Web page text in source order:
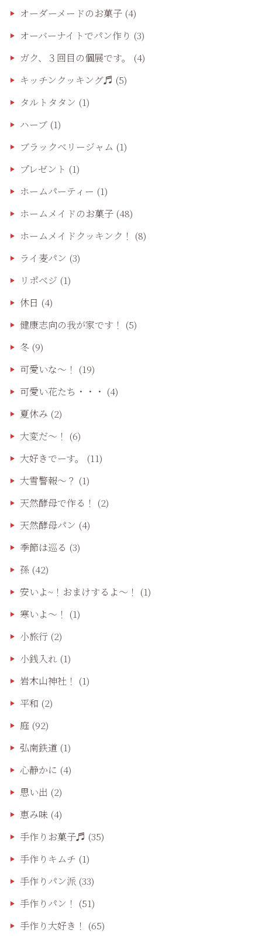
オーダーメードのお菓子(4)
オーバーナイトでパン作り (3)
ガク、３回目の個展です。
(4)
キッチンクッキング♬ (5)
タルトタタン (1)
ハーブ(1)
ブラックベリージャム (1)
プレゼント (1)
ホームパーティー (1)
ホームメイドのお菓子(48)
ホームメイドクッキンク！ (8)
ライ麦パン (3)
リポベジ (1)
休日 (4)
健康志向の我が家です！ (5)
冬(9)
可愛いな〜！ (19)
可愛い花たち・・・ (4)
夏休み (2)
大変だ〜！ (6)
大好きでーす。
(11)
大雪警報〜？ (1)
天然酵母で作る！ (2)
天然酵母パン (4)
季節は巡る (3)
孫(42)
安いよ~！おまけするよ～！ (1)
寒いよ～！ (1)
小旅行 (2)
小銭入れ (1)
岩木山神社！ (1)
平和 (2)
庭(92)
弘南鉄道 (1)
心静かに (4)
思い出 (2)
恵み味(4)
手作りお菓子♬ (35)
手作りキムチ (1)
手作りパン派 (33)
手作りパン！ (51)
手作り大好き！ (65)